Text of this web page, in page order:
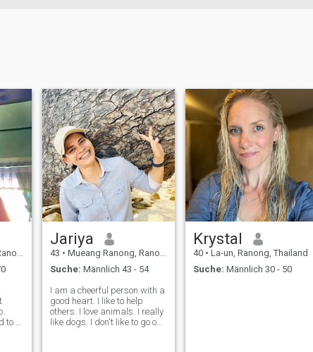
a
Jariya
43 • Mueang Ranong, Ranong, Thailand
Suche: Männlich 43 - 54
I am a cheerful person with a
good heart. I like to help
others. I love animals. I really
like dogs. I don't like to go out
Krystal
40 • La-un, Ranong, Thailand
Suche: Männlich 30 - 50